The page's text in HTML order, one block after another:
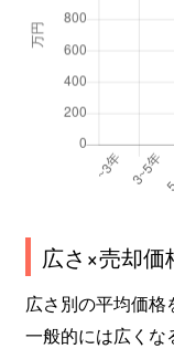
広さ×売却価
広さ別の平均価格
一般的には広くな